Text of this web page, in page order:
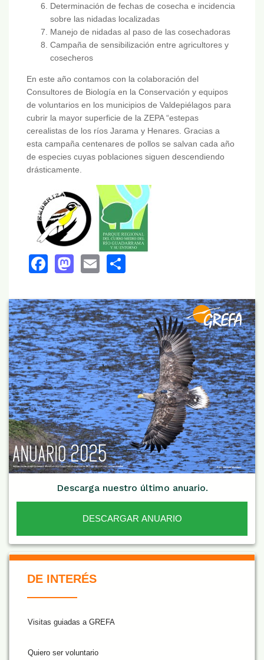
Determinación de fechas de cosecha e incidencia
sobre las nidadas localizadas
Manejo de nidadas al paso de las cosechadoras
Campaña de sensibilización entre agricultores y
cosecheros
En este año contamos con la colaboración del
Consultores de Biología en la Conservación y equipos
de voluntarios en los municipios de Valdepiélagos para
cubrir la mayor superficie de la ZEPA “estepas
cerealistas de los ríos Jarama y Henares. Gracias a
esta campaña centenares de pollos se salvan cada año
de especies cuyas poblaciones siguen descendiendo
drásticamente.
Facebook
Mastodon
Email
Descarga nuestro último anuario.
DESCARGAR ANUARIO
De Interés NARANJA
DE INTERÉS
Visitas guiadas a GREFA
Quiero ser voluntario